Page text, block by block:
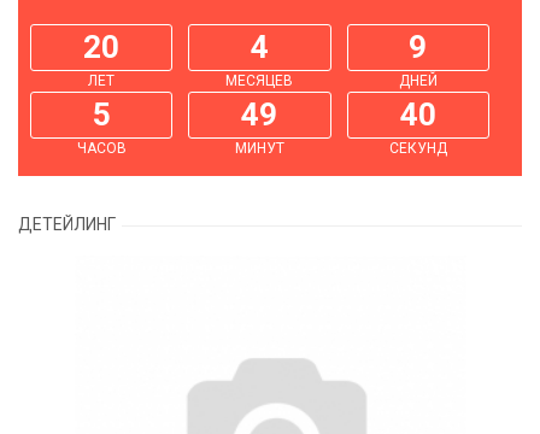
20
ЛЕТ
4
МЕСЯЦЕВ
9
ДНЕЙ
5
ЧАСОВ
49
МИНУТ
40
СЕКУНД
ДЕТЕЙЛИНГ